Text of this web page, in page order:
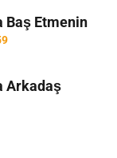
Etmenin
Arkadaş